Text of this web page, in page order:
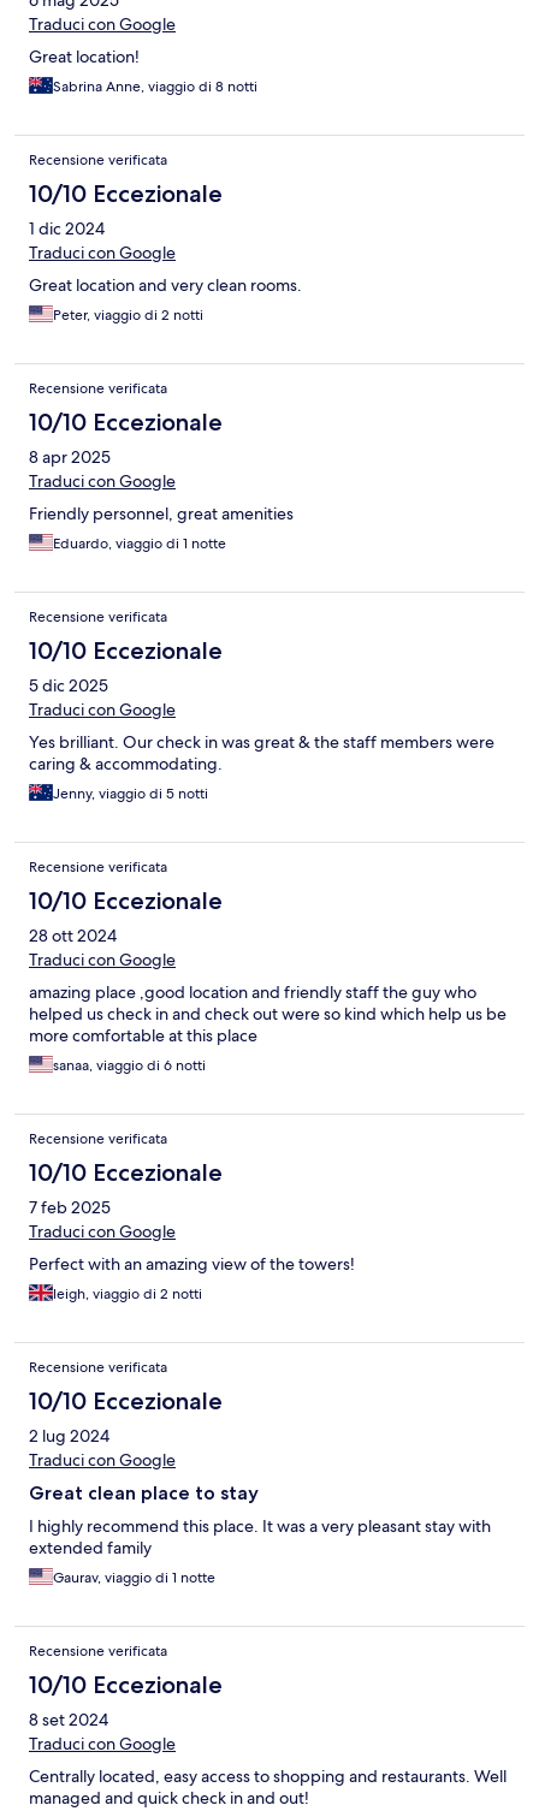
Traduci con Google
Great location!
Sabrina Anne, viaggio di 8 notti
Recensione verificata
10/10 Eccezionale
1 dic 2024
Traduci con Google
Great location and very clean rooms.
Peter, viaggio di 2 notti
Recensione verificata
10/10 Eccezionale
8 apr 2025
Traduci con Google
Friendly personnel, great amenities
Eduardo, viaggio di 1 notte
Recensione verificata
10/10 Eccezionale
5 dic 2025
Traduci con Google
Yes brilliant. Our check in was great & the staff members were
caring & accommodating.
Jenny, viaggio di 5 notti
Recensione verificata
10/10 Eccezionale
28 ott 2024
Traduci con Google
amazing place ,good location and friendly staff the guy who
helped us check in and check out were so kind which help us be
more comfortable at this place
sanaa, viaggio di 6 notti
Recensione verificata
10/10 Eccezionale
7 feb 2025
Traduci con Google
Perfect with an amazing view of the towers!
leigh, viaggio di 2 notti
Recensione verificata
10/10 Eccezionale
2 lug 2024
Traduci con Google
Great clean place to stay
I highly recommend this place. It was a very pleasant stay with
extended family
Gaurav, viaggio di 1 notte
Recensione verificata
10/10 Eccezionale
8 set 2024
Traduci con Google
Centrally located, easy access to shopping and restaurants. Well
managed and quick check in and out!